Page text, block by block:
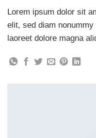
Lorem ipsum dolor sit
elit, sed diam
laoreet dolore magna